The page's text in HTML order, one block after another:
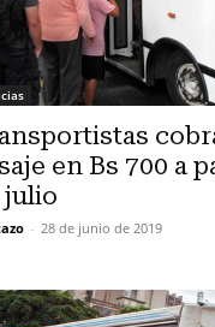
en Bs 700 a
julio
- 28 de junio de 2019